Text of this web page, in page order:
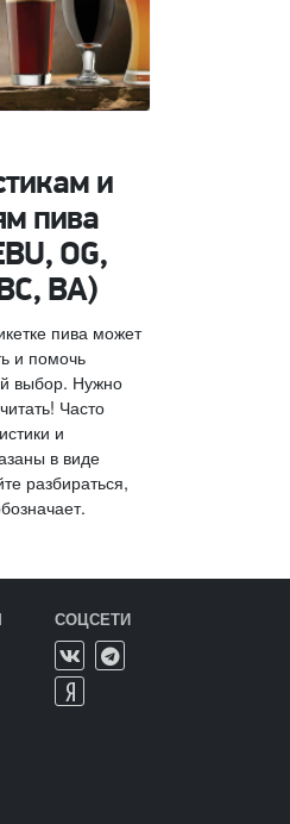
и
пива
OG,
BA)
пива может
и помочь
выбор. Нужно
Часто
и
в виде
разбираться,
СОЦСЕТИ